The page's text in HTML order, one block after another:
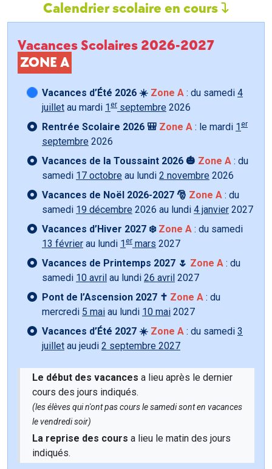
Calendrier scolaire en cours
Vacances Scolaires 2026-2027
ZONE A
Vacances d’Été 2026 ☀️ Zone A : du samedi 4
juillet au mardi 1 er septembre 2026
Rentrée Scolaire 2026 🎒 Zone A : le mardi 1 er
septembre 2026
Vacances de la Toussaint 2026 🎃 Zone A : du
samedi 17 octobre au lundi 2 novembre 2026
Vacances de Noël 2026-2027 🎅 Zone A : du
samedi 19 décembre 2026 au lundi 4 janvier 2027
Vacances d’Hiver 2027 ❄️ Zone A : du samedi
13 février au lundi 1 er mars 2027
Vacances de Printemps 2027 🌷 Zone A : du
samedi 10 avril au lundi 26 avril 2027
Pont de l’Ascension 2027 ✝️ Zone A : du
mercredi 5 mai au lundi 10 mai 2027
Vacances d’Été 2027 ☀️ Zone A : du samedi 3
juillet au jeudi 2 septembre 2027
Le début des vacances a lieu après le dernier
cours des jours indiqués.
(les élèves qui n'ont pas cours le samedi sont en vacances
le vendredi soir)
La reprise des cours a lieu le matin des jours
indiqués.